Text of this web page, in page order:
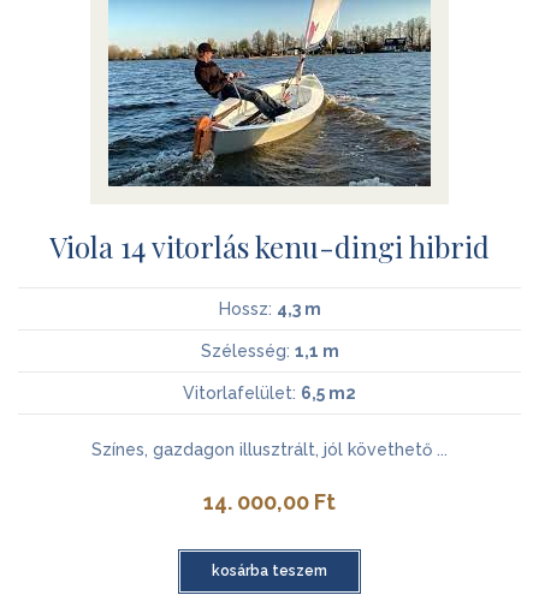
Viola 14 vitorlás kenu-dingi hibrid
Hossz: 4,3 m
Szélesség: 1,1 m
Vitorlafelület: 6,5 m2
Színes, gazdagon illusztrált, jól követhető ...
14. 000,00 Ft
kosárba teszem